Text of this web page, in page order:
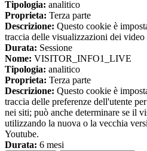
Tipologia: analitico
Proprieta: Terza parte
Descrizione: Questo cookie è
traccia delle visualizzazioni dei
Durata: Sessione
Nome: VISITOR_INFO1_LIVE
Tipologia: analitico
Proprieta: Terza parte
Descrizione: Questo cookie è
traccia delle preferenze dell'utente
nei siti; può anche determinare se il
utilizzando la nuova o la vecchia
Youtube.
Durata: 6 mesi